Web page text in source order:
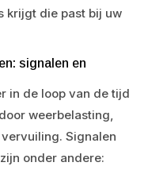
krijgt die past bij uw
signalen en
in de loop van de tijd
weerbelasting,
Signalen
onder andere: